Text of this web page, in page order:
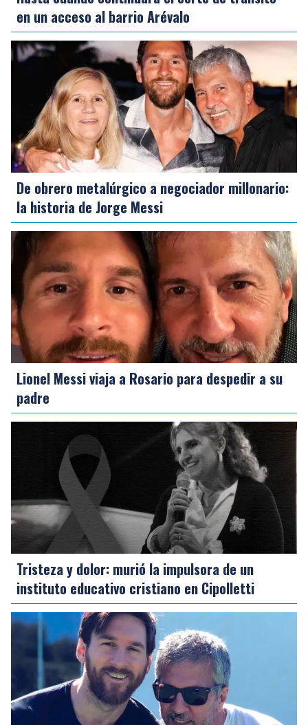
en un acceso al barrio Arévalo
De obrero metalúrgico a negociador millonario:
la historia de Jorge Messi
Lionel Messi viaja a Rosario para despedir a su
padre
Tristeza y dolor: murió la impulsora de un
instituto educativo cristiano en Cipolletti